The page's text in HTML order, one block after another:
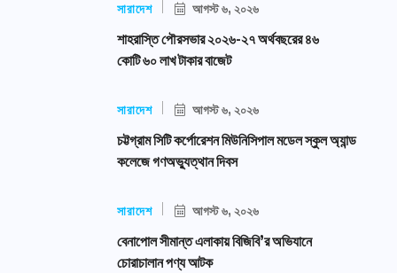
সারাদেশ আগস্ট ৬, ২০২৬
শাহরাস্তি পৌরসভার ২০২৬-২৭ অর্থবছরের ৪৬
কোটি ৬০ লাখ টাকার বাজেট
সারাদেশ আগস্ট ৬, ২০২৬
চট্টগ্রাম সিটি কর্পোরেশন মিউনিসিপাল মডেল স্কুল অ্যান্ড
কলেজে গণঅভ্যুত্থান দিবস
সারাদেশ আগস্ট ৬, ২০২৬
বেনাপোল সীমান্ত এলাকায় বিজিবি’র অভিযানে
চোরাচালান পণ্য আটক